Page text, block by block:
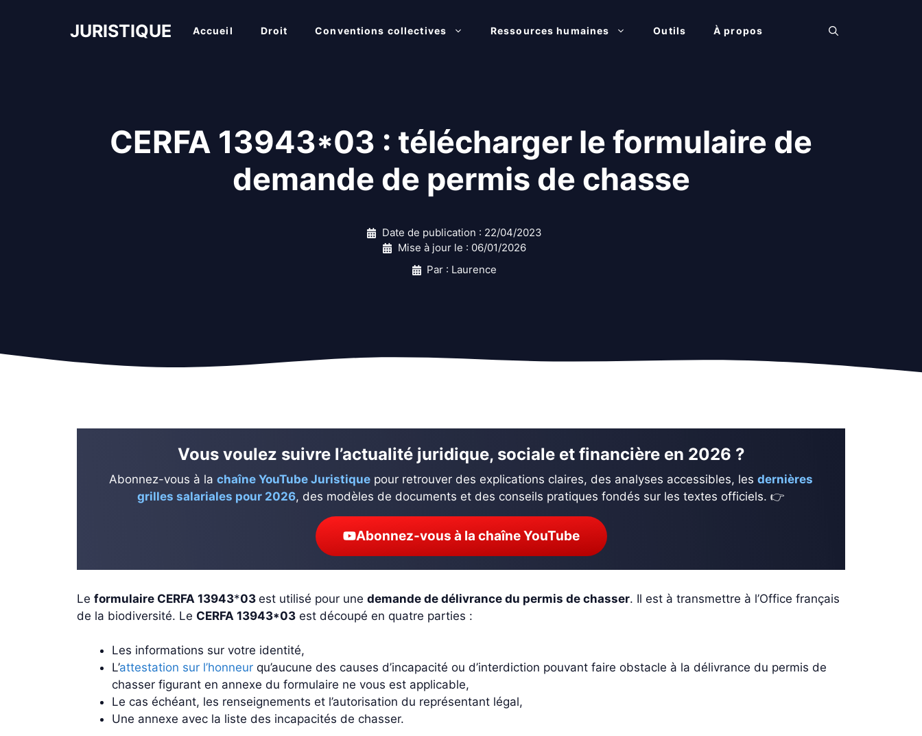
JURISTIQUE Accueil Droit Conventions collectives Ressources humaines Outils À propos
CERFA 13943*03 : télécharger le formulaire de
demande de permis de chasse
Date de publication : 22/04/2023
Mise à jour le : 06/01/2026
Par : Laurence
Vous voulez suivre l’actualité juridique, sociale et financière en 2026 ?
Abonnez-vous à la chaîne YouTube Juristique pour retrouver des explications claires, des analyses accessibles, les dernières
grilles salariales pour 2026, des modèles de documents et des conseils pratiques fondés sur les textes officiels. 👉
Abonnez-vous à la chaîne YouTube
Le formulaire CERFA 13943*03 est utilisé pour une demande de délivrance du permis de chasser. Il est à transmettre à l’Office français
de la biodiversité. Le CERFA 13943*03 est découpé en quatre parties :
Les informations sur votre identité,
L’attestation sur l’honneur qu’aucune des causes d’incapacité ou d’interdiction pouvant faire obstacle à la délivrance du permis de
chasser figurant en annexe du formulaire ne vous est applicable,
Le cas échéant, les renseignements et l’autorisation du représentant légal,
Une annexe avec la liste des incapacités de chasser.